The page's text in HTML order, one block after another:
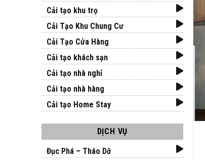
Cải tạo khu trọ
Cải Tạo Khu Chung Cư
Cải Tạo Cửa Hàng
Cải tạo khách sạn
Cải tạo nhà nghỉ
Cải tạo nhà hàng
Cải tạo Home Stay
DỊCH VỤ
Đục Phá – Tháo Dỡ